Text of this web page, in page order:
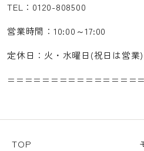
TEL：0120-808500
営業時間：10:00～17:00
定休日：火・水曜日(祝日は営業)
TOP